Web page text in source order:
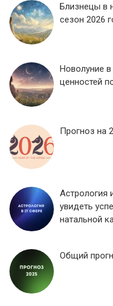
Близнецы в
сезон 2026
Новолуние в
ценностей
Прогноз на
Астрология
увидеть
натальной
Общий